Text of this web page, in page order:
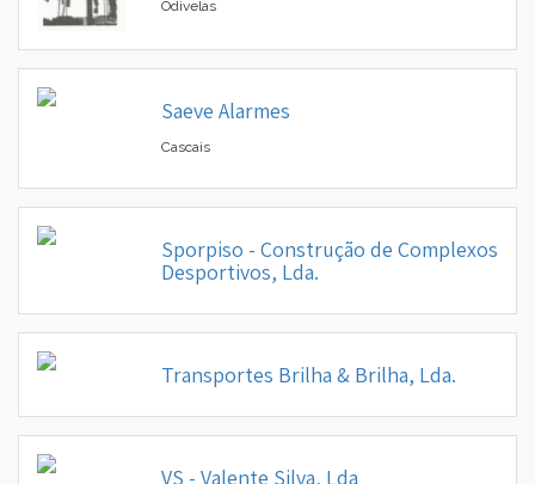
Odivelas
Saeve Alarmes
Cascais
Sporpiso - Construção de Complexos
Desportivos, Lda.
Transportes Brilha & Brilha, Lda.
VS - Valente Silva, Lda